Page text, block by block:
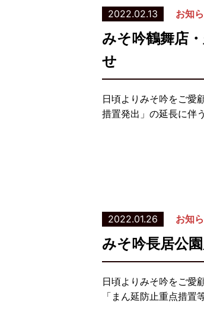
2022.02.13 お知
みそ吟鶴舞店
せ
日頃よりみそ吟をご愛
措置発出」の延長に伴
2022.01.26 お知
みそ吟長居公
日頃よりみそ吟をご愛
「まん延防止重点措